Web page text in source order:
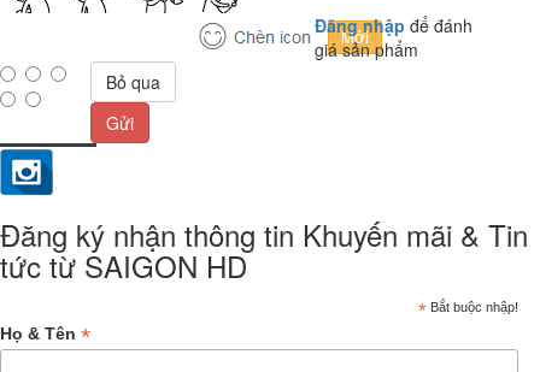
Đăng nhập để đánh
giá sản phẩm
Bỏ qua
Gửi
Đăng ký nhận thông tin Khuyến mãi & Tin
tức từ SAIGON HD
* Bắt buộc nhập!
Họ & Tên *